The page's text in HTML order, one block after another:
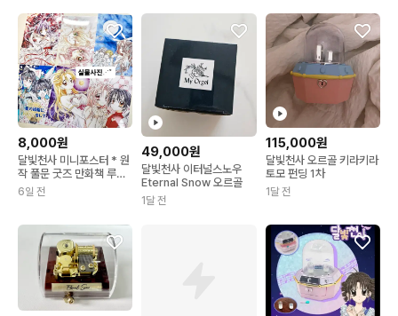
8,000원
달빛천사 미니포스터 * 원
작 풀문 굿즈 만화책 루나
타토 멜로디 오르골
6일 전
49,000원
달빛천사 이터널스노우
Eternal Snow 오르골
1달 전
115,000원
달빛천사 오르골 키라키라
토모 펀딩 1차
1달 전